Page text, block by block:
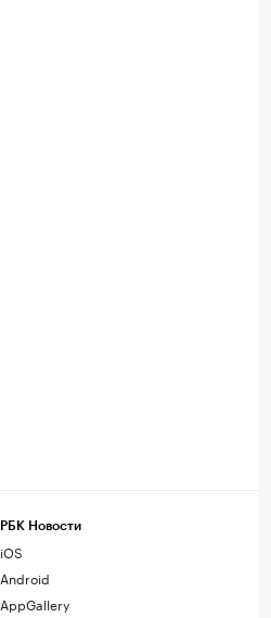
РБК Новости
iOS
Android
AppGallery